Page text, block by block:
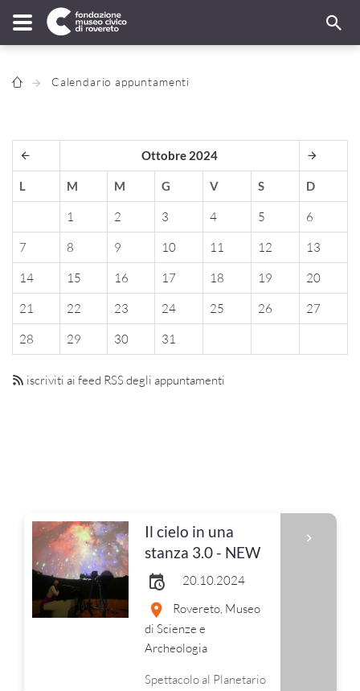
Calendario appuntamenti
Ottobre 2024
L M M G V S D
1 2 3 4 5
6
7
8 9 10 11 12
13
14
15 16 17 18 19
20
21
22 23 24 25 26
27
28
29 30 31
iscriviti ai feed RSS degli appuntamenti
Il cielo in una
stanza 3.0 - NEW
20.10.2024
Rovereto, Museo
di Scienze e
Archeologia
Spettacolo al Planetario